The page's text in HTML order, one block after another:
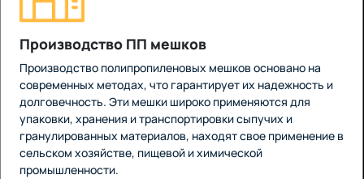
Производство ПП мешков
Производство полипропиленовых мешков основано на
современных методах, что гарантирует их надежность и
долговечность. Эти мешки широко применяются для
упаковки, хранения и транспортировки сыпучих и
гранулированных материалов, находят свое применение в
сельском хозяйстве, пищевой и химической
промышленности.